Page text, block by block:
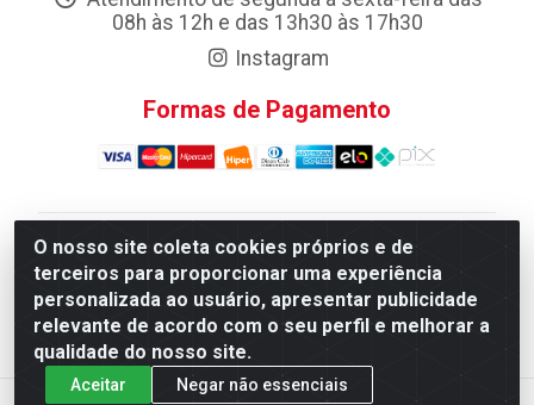
O nosso site coleta cookies próprios e de
terceiros para proporcionar uma experiência
personalizada ao usuário, apresentar publicidade
relevante de acordo com o seu perfil e melhorar a
qualidade do nosso site.
Aceitar Negar não essenciais
08h às 12h e das 13h30 às 17h30
Instagram
Formas de Pagamento
Atacadao da Limpeza F. Pereira Queiroz Comercio e
Distribuicao LTDA - Quadra Qi 10 Lotes 39 e, 41 - Setor
Industrial (Taguatinga), Brasília/DF - CEP 72.135-100 -
CNPJ 13.184.675/0001-80